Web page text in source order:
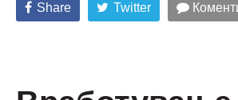
Share Twitter